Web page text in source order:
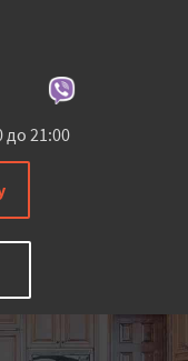
до 21:00